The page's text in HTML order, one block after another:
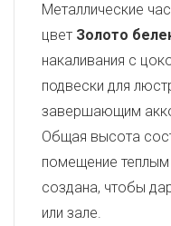
Металлические
цвет Золото
накаливания с
подвески для
завершающим
Общая высота
помещение
создана, чтобы
или зале.